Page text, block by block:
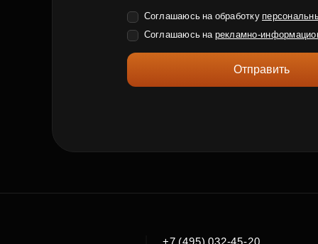
Соглашаюсь на обработку
Соглашаюсь на рекламно-
Отправить